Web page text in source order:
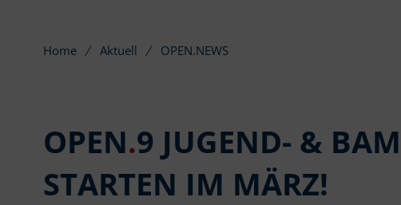
Home Aktuell OPEN.NEWS
OPEN.9 JUGEND- &
STARTEN IM MÄRZ!